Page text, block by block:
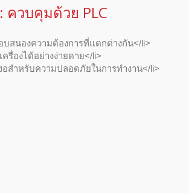
ควบคุมด้วย PLC
บสนองความต้องการที่แตกต่างกัน</li>
รื่องได้อย่างง่ายดาย</li>
ำหรับความปลอดภัยในการทำงาน</li>